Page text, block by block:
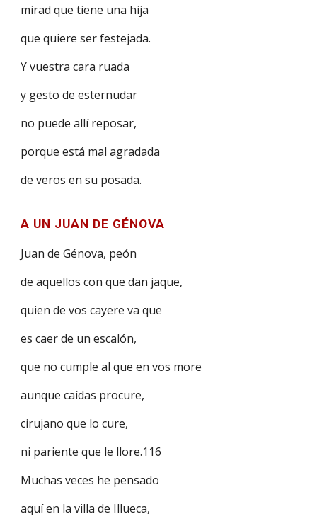
mirad que tiene una hija
que quiere ser festejada.
Y vuestra cara ruada
y gesto de esternudar
no puede allí reposar,
porque está mal agradada
de veros en su posada.
A UN JUAN DE GÉNOVA
Juan de Génova, peón
de aquellos con que dan jaque,
quien de vos cayere va que
es caer de un escalón,
que no cumple al que en vos more
aunque caídas procure,
cirujano que lo cure,
ni pariente que le llore.116
Muchas veces he pensado
aquí en la villa de Illueca,